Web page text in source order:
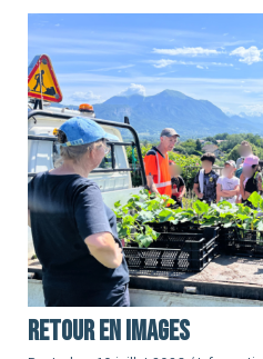
RETOUR en images